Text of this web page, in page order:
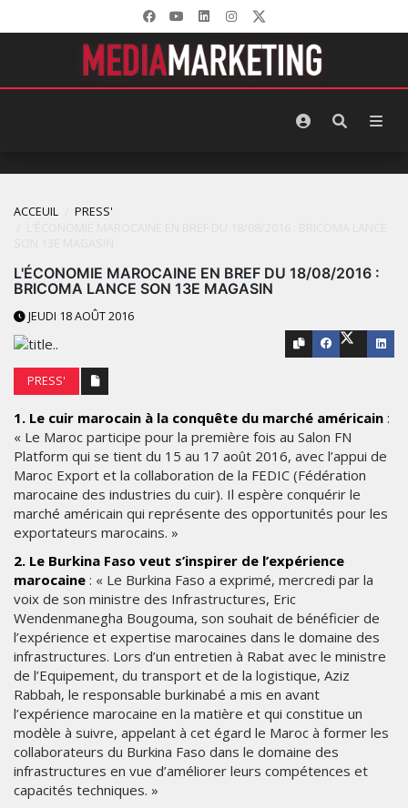
ACCEUIL
PRESS'
L'ÉCONOMIE MAROCAINE EN BREF DU 18/08/2016 :
BRICOMA LANCE SON 13E MAGASIN
JEUDI 18 AOÛT 2016
PRESS'
1. Le cuir marocain à la conquête du marché américain :
« Le Maroc participe pour la première fois au Salon FN
Platform qui se tient du 15 au 17 août 2016, avec l’appui de
Maroc Export et la collaboration de la FEDIC (Fédération
marocaine des industries du cuir). Il espère conquérir le
marché américain qui représente des opportunités pour les
exportateurs marocains. »
2. Le Burkina Faso veut s’inspirer de l’expérience
marocaine : « Le Burkina Faso a exprimé, mercredi par la
voix de son ministre des Infrastructures, Eric
Wendenmanegha Bougouma, son souhait de bénéficier de
l’expérience et expertise marocaines dans le domaine des
infrastructures. Lors d’un entretien à Rabat avec le ministre
de l’Equipement, du transport et de la logistique, Aziz
Rabbah, le responsable burkinabé a mis en avant
l’expérience marocaine en la matière et qui constitue un
modèle à suivre, appelant à cet égard le Maroc à former les
collaborateurs du Burkina Faso dans le domaine des
infrastructures en vue d’améliorer leurs compétences et
capacités techniques. »